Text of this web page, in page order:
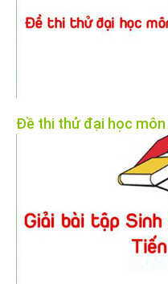
Đề thi thử đại học môn